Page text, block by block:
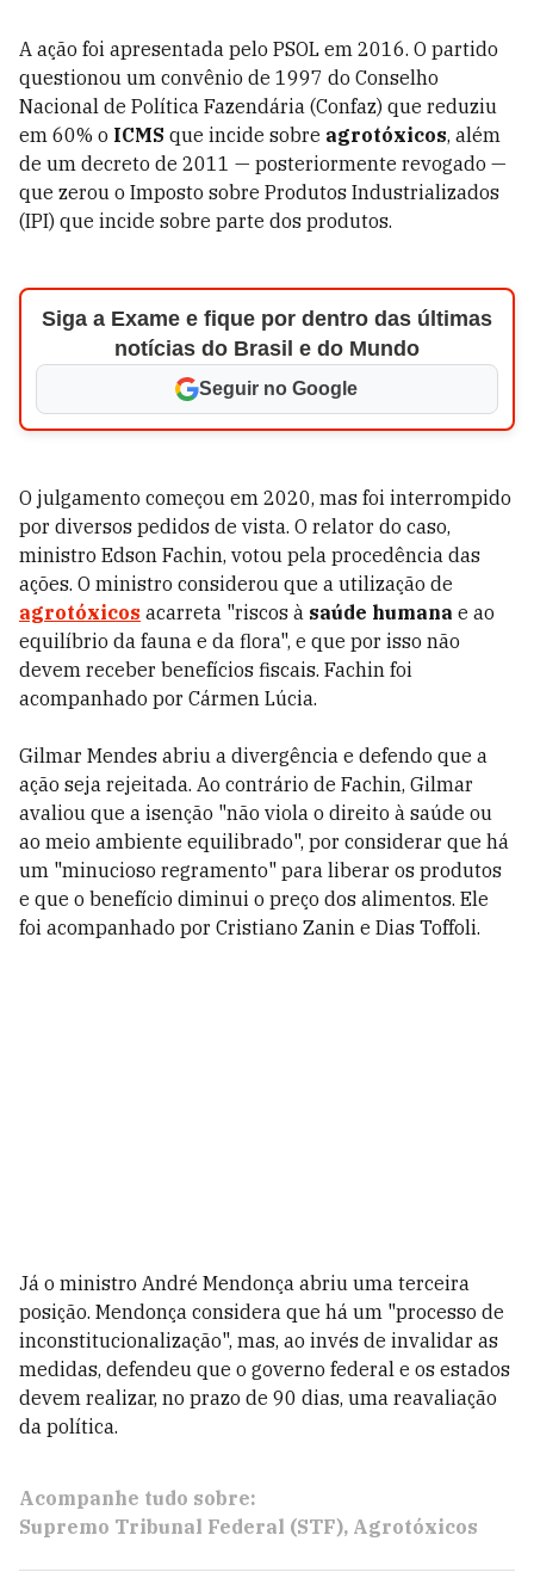
A ação foi apresentada pelo PSOL em 2016. O partido
questionou um convênio de 1997 do Conselho
Nacional de Política Fazendária (Confaz) que reduziu
em 60% o ICMS que incide sobre agrotóxicos, além
de um decreto de 2011 — posteriormente revogado —
que zerou o Imposto sobre Produtos Industrializados
(IPI) que incide sobre parte dos produtos.
Siga a Exame e fique por dentro das últimas
notícias do Brasil e do Mundo
Seguir no Google
O julgamento começou em 2020, mas foi interrompido
por diversos pedidos de vista. O relator do caso,
ministro Edson Fachin, votou pela procedência das
ações. O ministro considerou que a utilização de
agrotóxicos acarreta "riscos à saúde humana e ao
equilíbrio da fauna e da flora", e que por isso não
devem receber benefícios fiscais. Fachin foi
acompanhado por Cármen Lúcia.
Gilmar Mendes abriu a divergência e defendo que a
ação seja rejeitada. Ao contrário de Fachin, Gilmar
avaliou que a isenção "não viola o direito à saúde ou
ao meio ambiente equilibrado", por considerar que há
um "minucioso regramento" para liberar os produtos
e que o benefício diminui o preço dos alimentos. Ele
foi acompanhado por Cristiano Zanin e Dias Toffoli.
Já o ministro André Mendonça abriu uma terceira
posição. Mendonça considera que há um "processo de
inconstitucionalização", mas, ao invés de invalidar as
medidas, defendeu que o governo federal e os estados
devem realizar, no prazo de 90 dias, uma reavaliação
da política.
Acompanhe tudo sobre:
Supremo Tribunal Federal (STF) Agrotóxicos